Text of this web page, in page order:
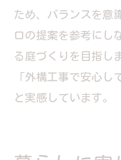
ため、バランスを意
ロの提案を参考にし
る庭づくりを目指し
「外構工事で安心し
と実感しています。